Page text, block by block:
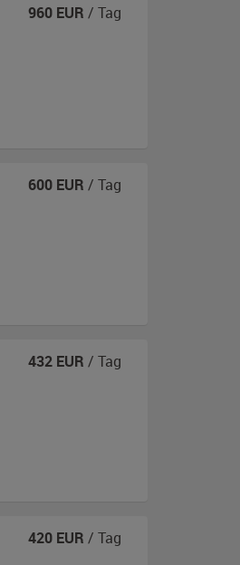
960 EUR / Tag
600 EUR / Tag
432 EUR / Tag
420 EUR / Tag